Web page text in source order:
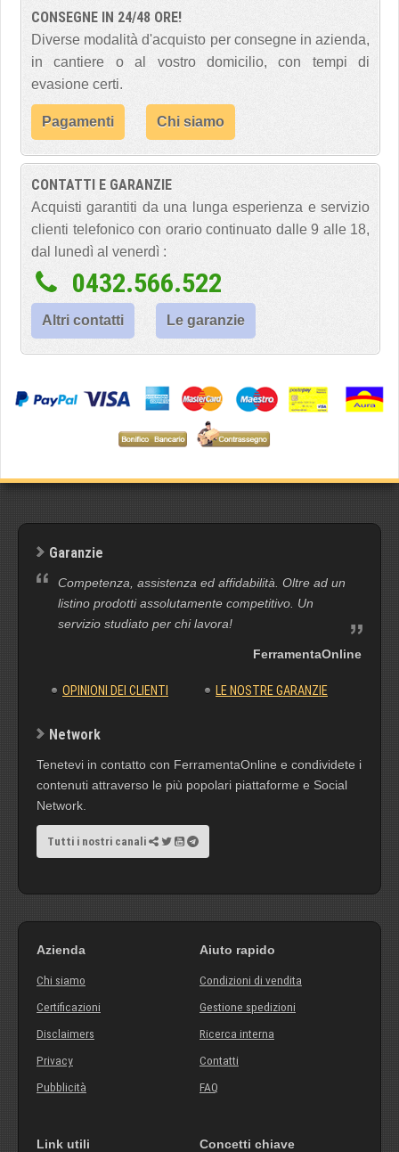
CONSEGNE IN 24/48 ORE!
Diverse modalità d'acquisto per consegne in azienda,
in cantiere o al vostro domicilio, con tempi di
evasione certi.
Pagamenti Chi siamo
CONTATTI E GARANZIE
Acquisti garantiti da una lunga esperienza e servizio
clienti telefonico con orario continuato dalle 9 alle 18,
dal lunedì al venerdì :
0432.566.522
Altri contatti Le garanzie
Garanzie
Competenza, assistenza ed affidabilità. Oltre ad un
listino prodotti assolutamente competitivo. Un
servizio studiato per chi lavora!
FerramentaOnline
OPINIONI DEI CLIENTI LE NOSTRE GARANZIE
Network
Tenetevi in contatto con FerramentaOnline e condividete i
contenuti attraverso le più popolari piattaforme e Social
Network.
Tutti i nostri canali
Azienda
Chi siamo
Certificazioni
Disclaimers
Privacy
Pubblicità
Aiuto rapido
Condizioni di vendita
Gestione spedizioni
Ricerca interna
Contatti
FAQ
Link utili Concetti chiave